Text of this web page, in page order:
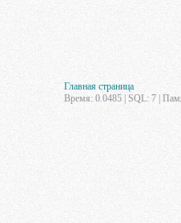
Главная страница
Время: 0.0485 | SQL: 7 |